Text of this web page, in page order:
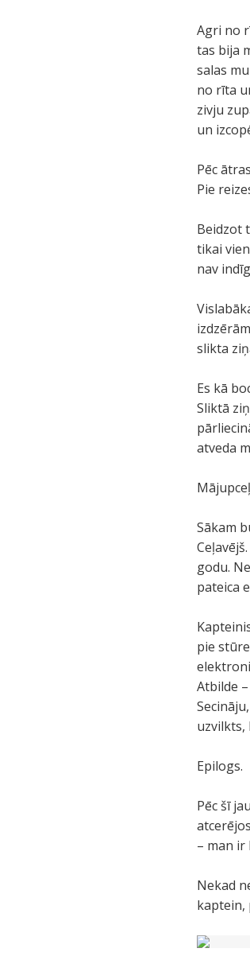
Agri no
tas bija
salas
no rīta
zivju
un
Pēc
Pie
Beidzot
tikai
nav
slikta
Es kā
Sliktā
atveda
Sākam
godu.
pateica
pie
Atbilde
uzvilkts,
Epilogs.
Pēc šī
– man ir
Nekad
kaptein,